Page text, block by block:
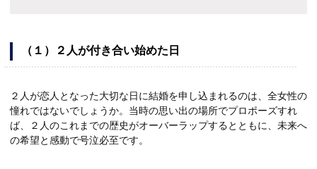
（１）２人が付き合い始めた日
２人が恋人となった大切な日に結婚を申し込まれるのは、全女性の
憧れではないでしょうか。当時の思い出の場所でプロポーズすれ
ば、２人のこれまでの歴史がオーバーラップするとともに、未来へ
の希望と感動で号泣必至です。